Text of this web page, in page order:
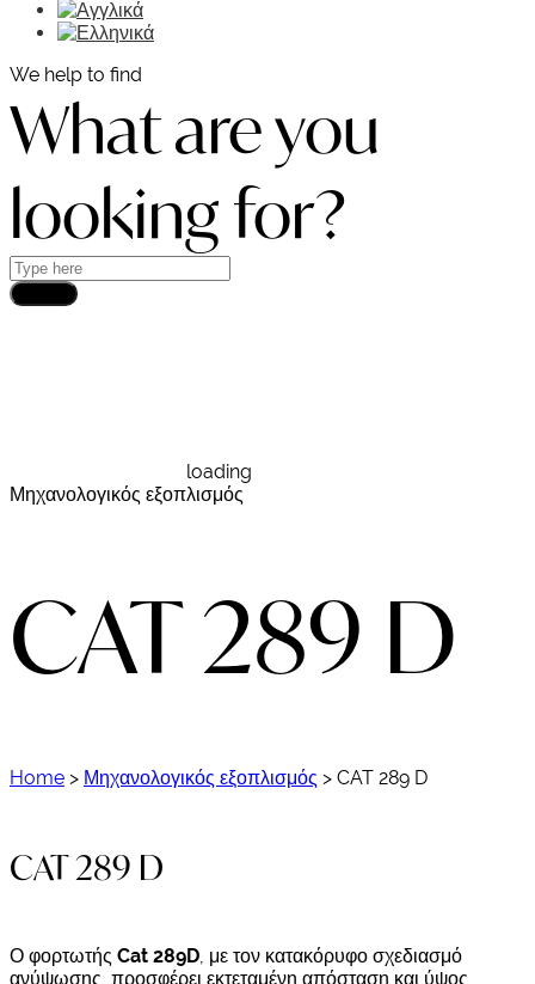
We help to find
What are you
looking for?
loading
Μηχανολογικός εξοπλισμός
CAT 289 D
Home > Μηχανολογικός εξοπλισμός > CAT 289 D
CAT 289 D
Ο φορτωτής Cat 289D, με τον κατακόρυφο σχεδιασμό
ανύψωσης, προσφέρει εκτεταμένη απόσταση και ύψος